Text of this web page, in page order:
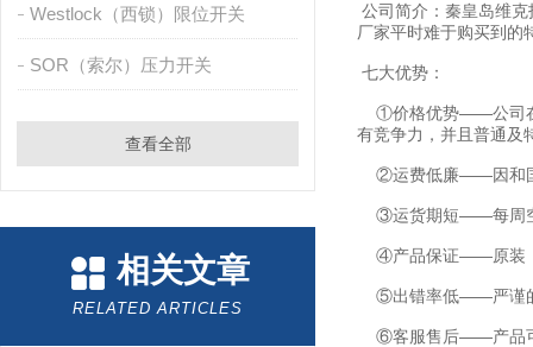
Westlock（西锁）限位开关
SOR（索尔）压力开关
查看全部
相关文章
RELATED ARTICLES
公司简介：秦皇岛维
厂家平时难于购买到的
七大优势：
①价格优势——公司在
有竞争力，并且普通及
②运费低廉——因和国
③运货期短——每周空
④产品保证——原装
⑤出错率低——严谨的
⑥客服售后——产品可